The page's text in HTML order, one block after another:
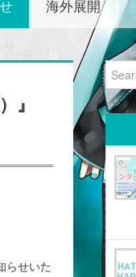
海外展開
』
らせいた
Search
for: